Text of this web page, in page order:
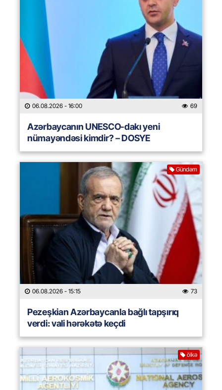
06.08.2026 - 16:00 69
Azərbaycanın UNESCO-dakı yeni
nümayəndəsi kimdir? – DOSYE
Gündəm
06.08.2026 - 15:15 73
Pezeşkian Azərbaycanla bağlı tapşırıq
verdi: vali hərəkətə keçdi
ölkə